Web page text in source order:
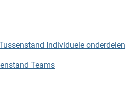
Individuele onderdelen
Teams
2009 - Deelnemers [UPDATE]